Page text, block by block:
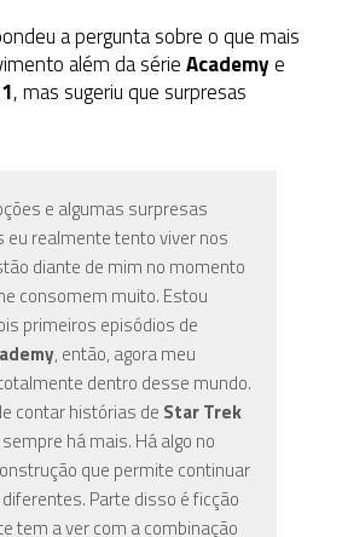
a pergunta sobre o que mais
além da sérieAcademye
, mas sugeriu que surpresas
e algumas surpresas
eu realmente tento viver nos
diante de mim no momento
consomem muito. Estou
primeiros episódios de
, então, agora meu
dentro desse mundo.
contar histórias de Star Trek
há mais. Há algo no
que permite continuar
Parte disso é ficção
tem a ver com a combinação